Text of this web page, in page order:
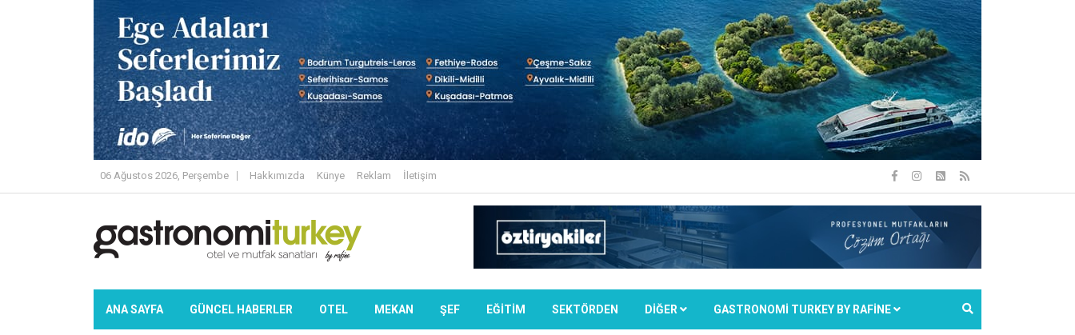
06 Ağustos 2026, Perşembe Hakkımızda Künye Reklam İletişim
ANA SAYFA GÜNCEL HABERLER OTEL MEKAN ŞEF EĞİTİM SEKTÖRDEN DIĞER GASTRONOMİ TURKEY BY RAFİNE